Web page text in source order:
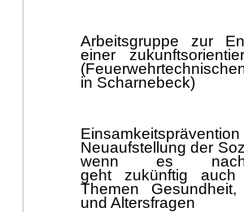
Arbeitsgruppe zur
einer
in Scharnebeck)
Einsamkeitsprä
Neuaufstellung der
wenn es
geht
zukünftig
Themen
und Altersfragen